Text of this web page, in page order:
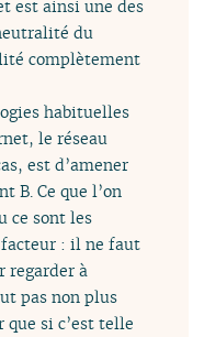
est ainsi une des
du
complètement
habituelles
le réseau
est d’amener
B. Ce que l’on
ce sont les
facteur : il ne faut
regarder à
pas non plus
si c’est telle